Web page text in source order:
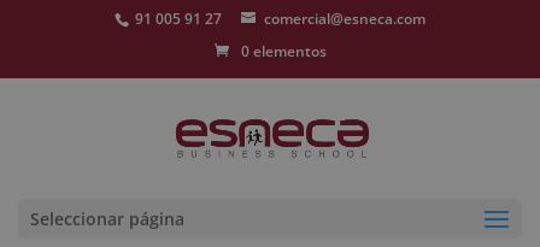
91 005 91 27
comercial@esneca.com
0 elementos
Seleccionar página